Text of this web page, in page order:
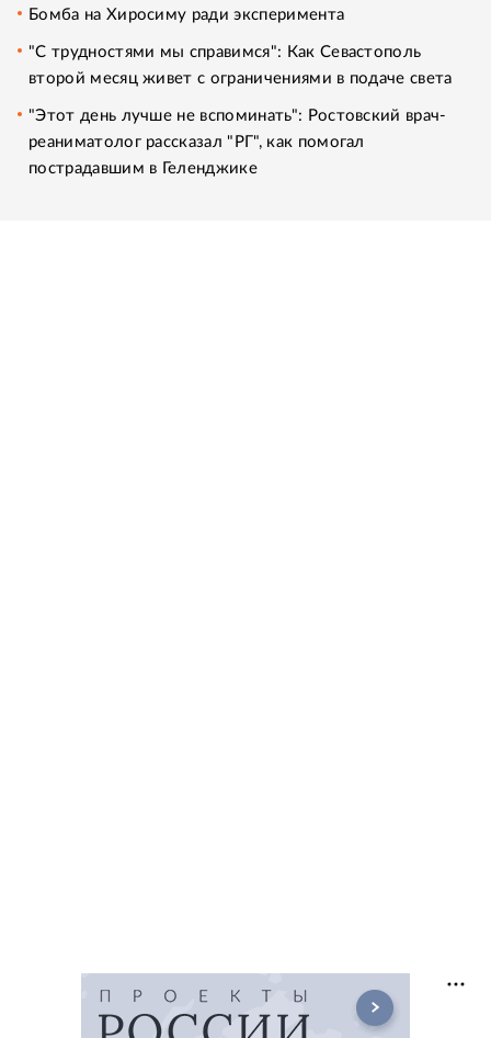
Бомба на Хиросиму ради эксперимента
"С трудностями мы справимся": Как Севастополь
второй месяц живет с ограничениями в подаче света
"Этот день лучше не вспоминать": Ростовский врач-
реаниматолог рассказал "РГ", как помогал
пострадавшим в Геленджике